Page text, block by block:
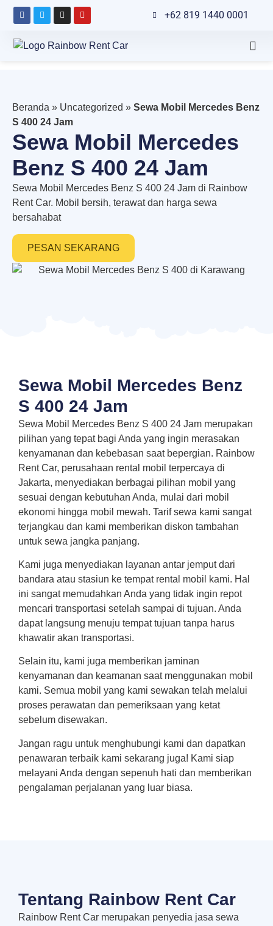
+62 819 1440 0001
Beranda » Uncategorized » Sewa Mobil Mercedes Benz
S 400 24 Jam
Sewa Mobil Mercedes
Benz S 400 24 Jam
Sewa Mobil Mercedes Benz S 400 24 Jam di Rainbow
Rent Car. Mobil bersih, terawat dan harga sewa
bersahabat
PESAN SEKARANG
Sewa Mobil Mercedes Benz
S 400 24 Jam
Sewa Mobil Mercedes Benz S 400 24 Jam merupakan
pilihan yang tepat bagi Anda yang ingin merasakan
kenyamanan dan kebebasan saat bepergian. Rainbow
Rent Car, perusahaan rental mobil terpercaya di
Jakarta, menyediakan berbagai pilihan mobil yang
sesuai dengan kebutuhan Anda, mulai dari mobil
ekonomi hingga mobil mewah. Tarif sewa kami sangat
terjangkau dan kami memberikan diskon tambahan
untuk sewa jangka panjang.
Kami juga menyediakan layanan antar jemput dari
bandara atau stasiun ke tempat rental mobil kami. Hal
ini sangat memudahkan Anda yang tidak ingin repot
mencari transportasi setelah sampai di tujuan. Anda
dapat langsung menuju tempat tujuan tanpa harus
khawatir akan transportasi.
Selain itu, kami juga memberikan jaminan
kenyamanan dan keamanan saat menggunakan mobil
kami. Semua mobil yang kami sewakan telah melalui
proses perawatan dan pemeriksaan yang ketat
sebelum disewakan.
Jangan ragu untuk menghubungi kami dan dapatkan
penawaran terbaik kami sekarang juga! Kami siap
melayani Anda dengan sepenuh hati dan memberikan
pengalaman perjalanan yang luar biasa.
Tentang Rainbow Rent Car
Rainbow Rent Car merupakan penyedia jasa sewa